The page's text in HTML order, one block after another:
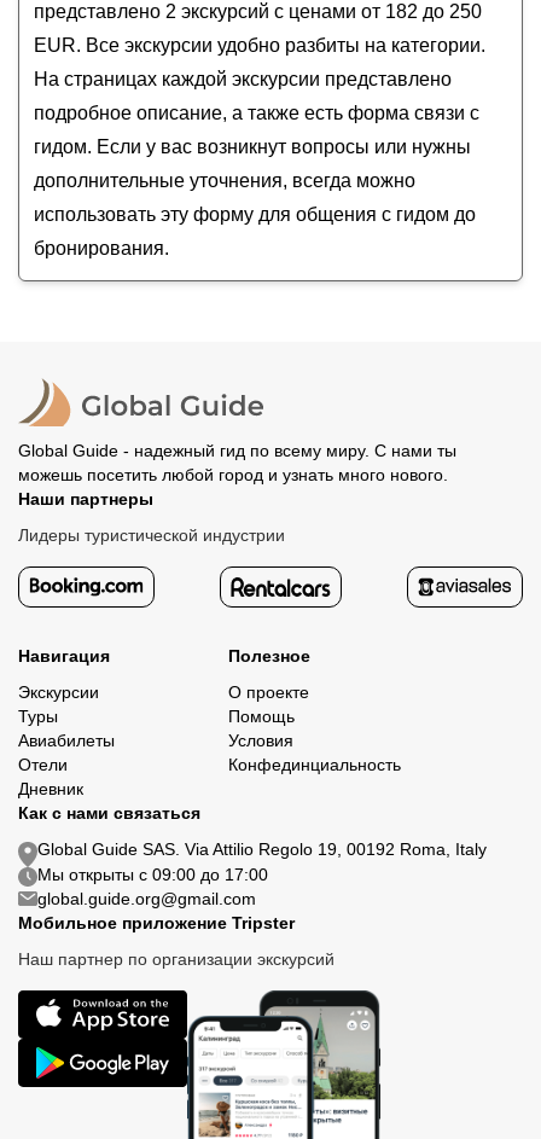
представлено 2 экскурсий с ценами от 182 до 250
EUR. Все экскурсии удобно разбиты на категории.
На страницах каждой экскурсии представлено
подробное описание, а также есть форма связи с
гидом. Если у вас возникнут вопросы или нужны
дополнительные уточнения, всегда можно
использовать эту форму для общения с гидом до
бронирования.
Global Guide - надежный гид по всему миру. С нами ты
можешь посетить любой город и узнать много нового.
Наши партнеры
Лидеры туристической индустрии
Навигация
Экскурсии
Туры
Авиабилеты
Отели
Дневник
Полезное
О проекте
Помощь
Условия
Конфединциальность
Как с нами связаться
Global Guide SAS. Via Attilio Regolo 19, 00192 Roma, Italy
Мы открыты с 09:00 до 17:00
global.guide.org@gmail.com
Мобильное приложение Tripster
Наш партнер по организации экскурсий